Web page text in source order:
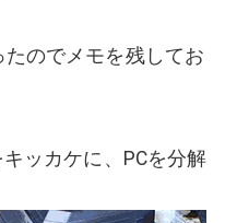
のでメモを残してお
ッカケに、PCを分解